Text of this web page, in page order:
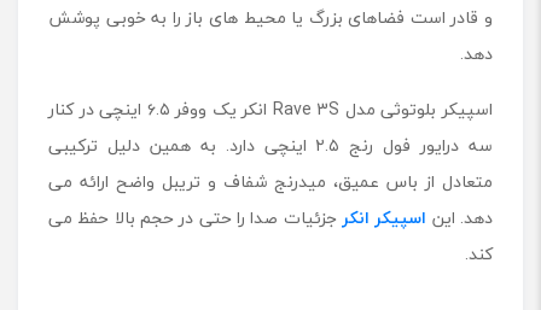
و قادر است فضاهای بزرگ یا محیط های باز را به خوبی پوشش
دهد.
اسپیکر بلوتوثی مدل Rave 3S انکر یک ووفر ۶.۵ اینچی در کنار
سه درایور فول رنج ۲.۵ اینچی دارد. به همین دلیل ترکیبی
متعادل از باس عمیق، میدرنج شفاف و تریبل واضح ارائه می
دهد. این اسپیکر انکر جزئیات صدا را حتی در حجم بالا حفظ می
کند.